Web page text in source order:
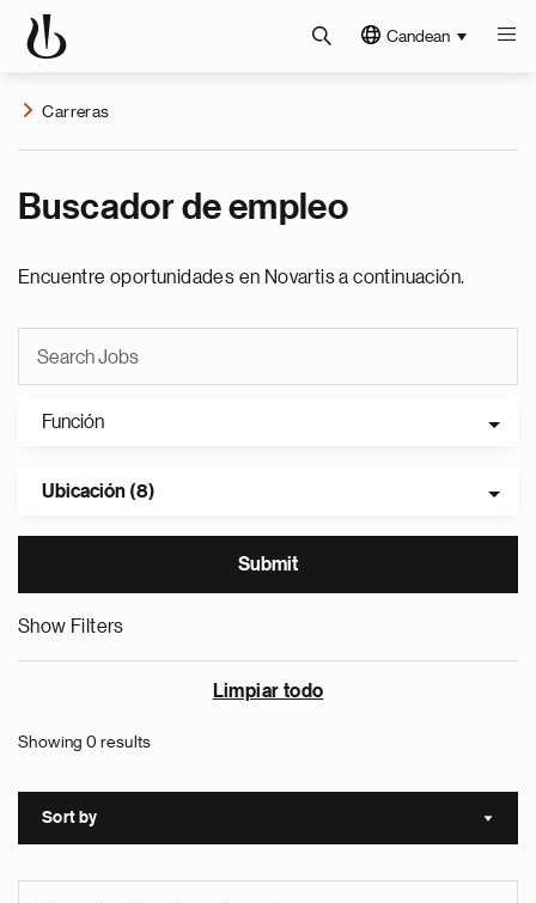
Candean
Carreras
Buscador de empleo
Encuentre oportunidades en Novartis a continuación.
Función
Ubicación (8)
Show Filters
Limpiar todo
Showing 0 results
Sort by Sort